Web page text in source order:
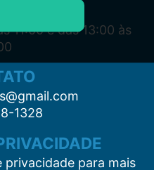
11:00 e das 13:00 às
1328
privacidade para mais